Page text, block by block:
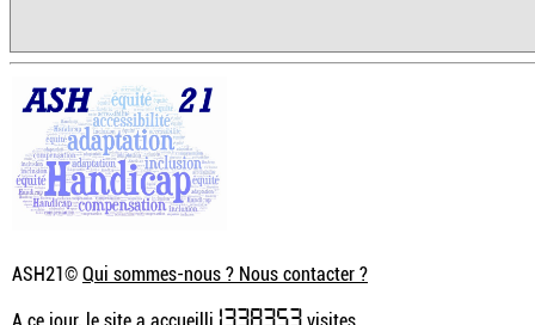
ASH21©Qui sommes-nous ? Nous contacter ?
1338353